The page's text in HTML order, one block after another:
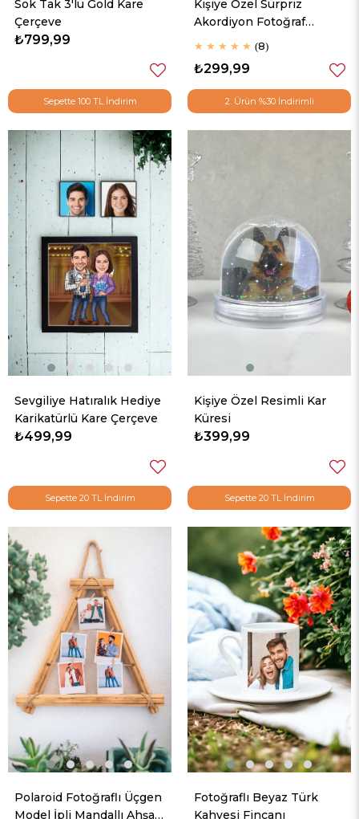
Sök Tak 3'lü Gold Kare
Çerçeve
₺799,99
Sepette 100 TL İndirim
Kişiye Özel Sürpriz
Akordiyon Fotoğraf
Kutusu
★ ★ ★ ★ ★ 8
₺299,99
2. Ürün %30 İndirimli
Sevgiliye Hatıralık Hediye
Karikatürlü Kare Çerçeve
₺499,99
Sepette 20 TL İndirim
Kişiye Özel Resimli Kar
Küresi
₺399,99
Sepette 20 TL İndirim
Polaroid Fotoğraflı Üçgen
Model İpli Mandallı Ahşap
Fotoğraflı Beyaz Türk
Kahvesi Fincanı